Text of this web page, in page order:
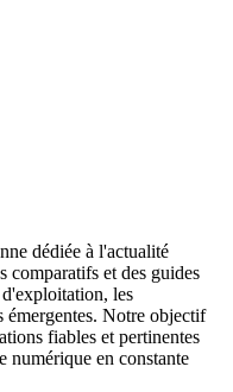
dédiée à l'actualité
comparatifs et des guides
les
émergentes. Notre objectif
fiables et pertinentes
numérique en constante